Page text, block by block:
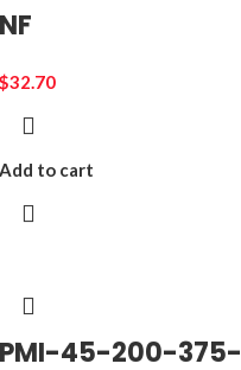
NF
$32.70
Add to cart
PMI-45-200-375-